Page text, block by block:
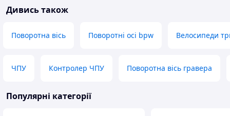
Дивись також
Поворотна вісь Поворотні осі bpw Велосипеди
ЧПУ Контролер ЧПУ Поворотна вісь гравера
Популярні категорії